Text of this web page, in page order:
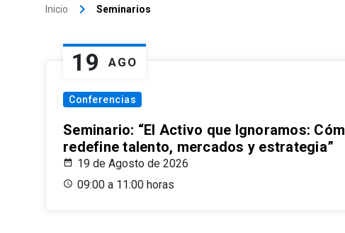
Inicio keyboard_arrow_right Seminarios
19 AGO
Conferencias
Seminario: “El Activo que Ignoramos:
redefine talento, mercados y estrategia”
19 de Agosto de 2026
09:00 a 11:00 horas